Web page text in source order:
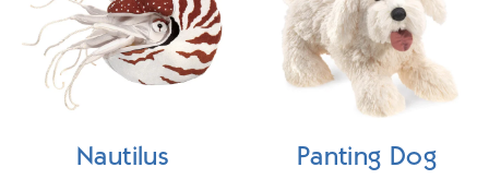
Nautilus Panting Dog